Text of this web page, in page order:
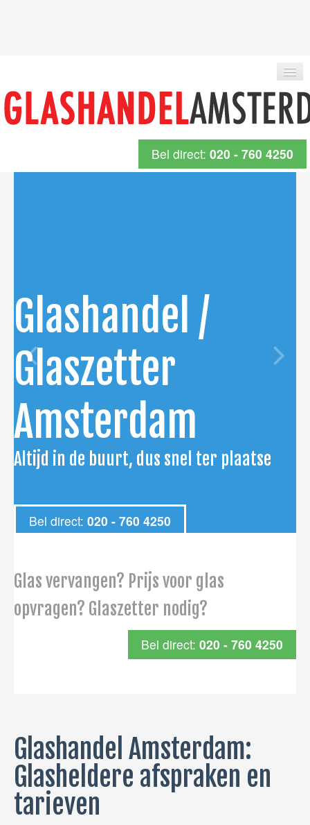
Bel direct: 020 - 760 4250
Glashandel /
Glaszetter
Amsterdam
Altijd in de buurt, dus snel ter plaatse
Bel direct: 020 - 760 4250
Glas vervangen? Prijs voor glas
opvragen? Glaszetter nodig?
Bel direct: 020 - 760 4250
Glashandel Amsterdam:
Glasheldere afspraken en
tarieven